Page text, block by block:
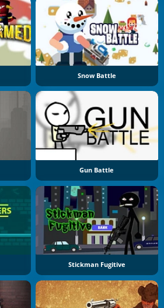
Snow Battle
Gun Battle
Stickman Fugitive